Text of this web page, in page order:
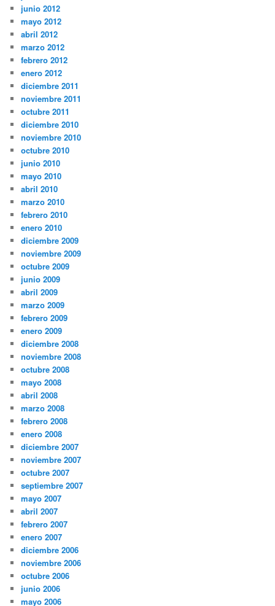
junio 2012
mayo 2012
abril 2012
marzo 2012
febrero 2012
enero 2012
diciembre 2011
noviembre 2011
octubre 2011
diciembre 2010
noviembre 2010
octubre 2010
junio 2010
mayo 2010
abril 2010
marzo 2010
febrero 2010
enero 2010
diciembre 2009
noviembre 2009
octubre 2009
junio 2009
abril 2009
marzo 2009
febrero 2009
enero 2009
diciembre 2008
noviembre 2008
octubre 2008
mayo 2008
abril 2008
marzo 2008
febrero 2008
enero 2008
diciembre 2007
noviembre 2007
octubre 2007
septiembre 2007
mayo 2007
abril 2007
febrero 2007
enero 2007
diciembre 2006
noviembre 2006
octubre 2006
junio 2006
mayo 2006